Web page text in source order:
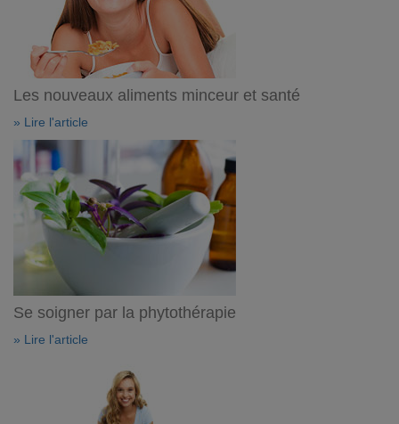
Les nouveaux aliments minceur et santé
» Lire l'article
Se soigner par la phytothérapie
» Lire l'article